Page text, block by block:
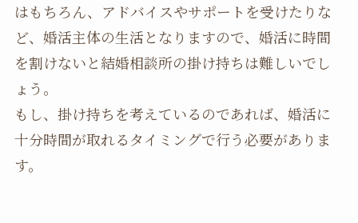
はもちろん、アドバイスやサポートを受けたりな
ど、婚活主体の生活となりますので、婚活に時間
を割けないと結婚相談所の掛け持ちは難しいでし
ょう。
もし、掛け持ちを考えているのであれば、婚活に
十分時間が取れるタイミングで行う必要がありま
す。